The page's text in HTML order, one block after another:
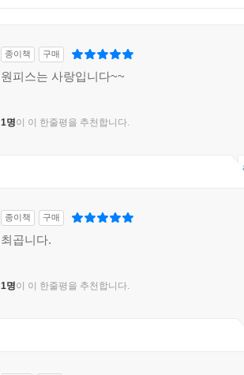
종이책 구매
원피스는 사랑입니다~~
1명이 이 한줄평을 추천합니다.
종이책 구매
최곱니다.
1명이 이 한줄평을 추천합니다.